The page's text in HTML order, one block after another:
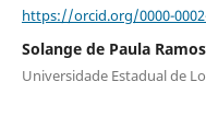
https://orcid.org/0000-
Solange de Paula Ramos
Universidade Estadual de